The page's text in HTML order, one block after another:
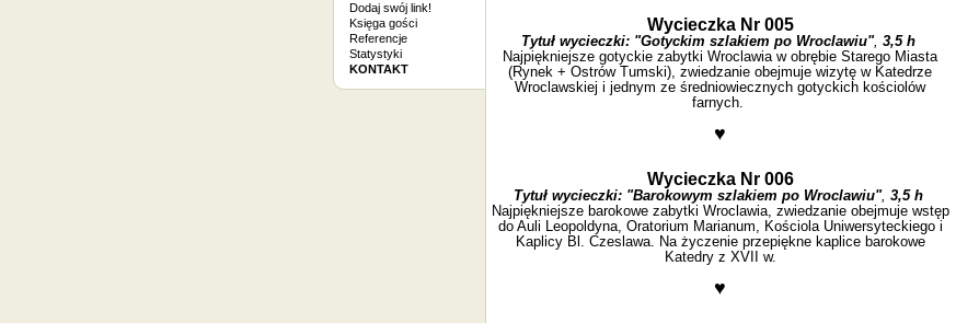
Dodaj swój link!
Księga gości
Referencje
Statystyki
KONTAKT
Wycieczka Nr 005
Tytuł wycieczki: "Gotyckim szlakiem po Wroclawiu", 3,5 h
Najpiękniejsze gotyckie zabytki Wroclawia w obrębie Starego Miasta
(Rynek + Ostrów Tumski), zwiedzanie obejmuje wizytę w Katedrze
Wroclawskiej i jednym ze średniowiecznych gotyckich kościolów
farnych.
♥
Wycieczka Nr 006
Tytuł wycieczki: "Barokowym szlakiem po Wroclawiu", 3,5 h
Najpiękniejsze barokowe zabytki Wroclawia, zwiedzanie obejmuje wstęp
do Auli Leopoldyna, Oratorium Marianum, Kościola Uniwersyteckiego i
Kaplicy Bl. Czeslawa. Na życzenie przepiękne kaplice barokowe
Katedry z XVII w.
♥